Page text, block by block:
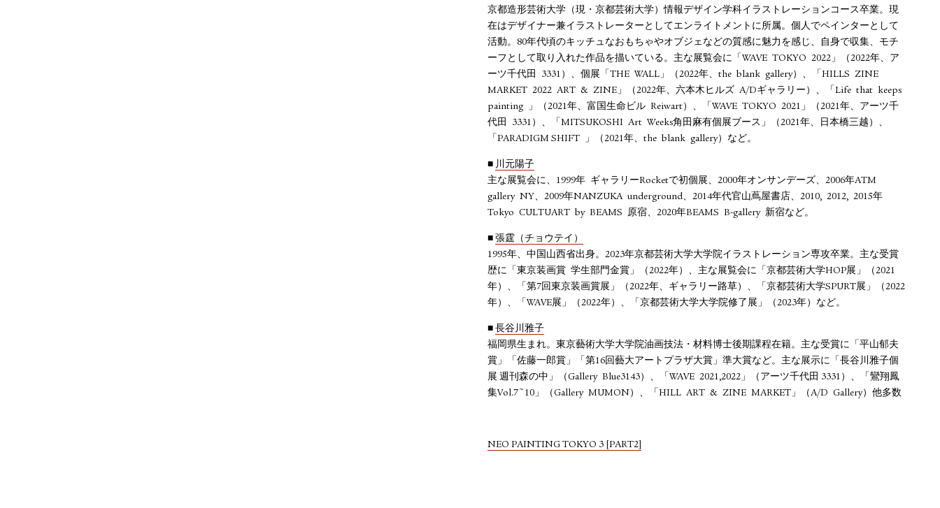
京都造形芸術⼤学（現・京都芸術⼤学）情報デザイン学科イラストレーションコース卒業。現
在はデザイナー兼イラストレーターとしてエンライトメントに所属。個⼈でペインターとして
活動。80年代頃のキッチュなおもちゃやオブジェなどの質感に魅⼒を感じ、⾃⾝で収集、モチ
ーフとして取り⼊れた作品を描いている。主な展覧会に「WAVE TOKYO 2022」（2022年、ア
ーツ千代⽥ 3331）、個展「THE WALL」（2022年、the blank gallery）、「HILLS ZINE
MARKET 2022 ART & ZINE」（2022年、六本⽊ヒルズ A/Dギャラリー）、「Life that keeps
painting 」（2021年、富国⽣命ビル Reiwart）、「WAVE TOKYO 2021」（2021年、アーツ千
代⽥ 3331）、「MITSUKOSHI Art Weeks⾓⽥⿇有個展ブース」（2021年、⽇本橋三越）、
「PARADIGM SHIFT 」（2021年、the blank gallery）など。
■ 川元陽子
主な展覧会に、1999年 ギャラリーRocketで初個展、2000年オンサンデーズ、2006年ATM
gallery NY、2009年NANZUKA underground、2014年代官⼭蔦屋書店、2010, 2012, 2015年
Tokyo CULTUART by BEAMS 原宿、2020年BEAMS B-gallery 新宿など。
■ 張霆（チョウテイ）
1995年、中国⼭⻄省出⾝。2023年京都芸術⼤学⼤学院イラストレーション専攻卒業。主な受賞
歴に「東京装画賞 学⽣部⾨⾦賞」（2022年）、主な展覧会に「京都芸術⼤学HOP展」（2021
年）、「第7回東京装画賞展」（2022年、ギャラリー路草）、「京都芸術⼤学SPURT展」（2022
年）、「WAVE展」（2022年）、「京都芸術⼤学⼤学院修了展」（2023年）など。
■ 長谷川雅子
福岡県⽣まれ。東京藝術⼤学⼤学院油画技法・材料博⼠後期課程在籍。主な受賞に「平⼭郁夫
賞」「佐藤⼀郎賞」「第16回藝⼤アートプラザ⼤賞」準⼤賞など。主な展⽰に「⻑⾕川雅⼦個
展 週刊森の中」（Gallery Blue3143）、「WAVE 2021,2022」（アーツ千代⽥ 3331）、「鸞翔鳳
集Vol.7~10」（Gallery MUMON）、「HILL ART & ZINE MARKET」（A/D Gallery）他多数
NEO PAINTING TOKYO 3 [PART2]